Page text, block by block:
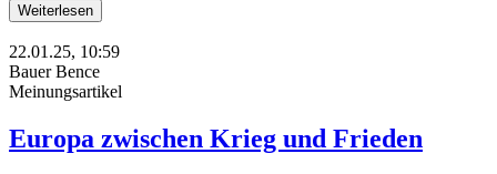
Weiterlesen
22.01.25, 10:59
Bauer Bence
Meinungsartikel
Europa zwischen Krieg und Frieden